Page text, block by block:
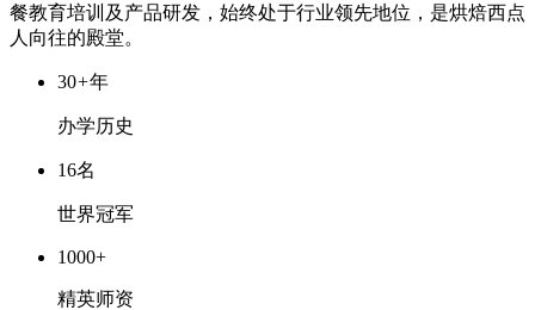
餐教育培训及产品研发，始终处于行业领先地位，是烘焙西点
人向往的殿堂。
30+年
办学历史
16名
世界冠军
1000+
精英师资